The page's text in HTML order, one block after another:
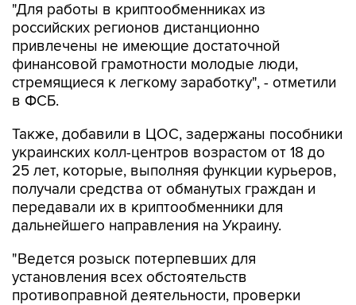
"Для работы в криптообменниках из
российских регионов дистанционно
привлечены не имеющие достаточной
финансовой грамотности молодые люди,
стремящиеся к легкому заработку", - отметили
в ФСБ.
Также, добавили в ЦОС, задержаны пособники
украинских колл-центров возрастом от 18 до
25 лет, которые, выполняя функции курьеров,
получали средства от обманутых граждан и
передавали их в криптообменники для
дальнейшего направления на Украину.
"Ведется розыск потерпевших для
установления всех обстоятельств
противоправной деятельности, проверки